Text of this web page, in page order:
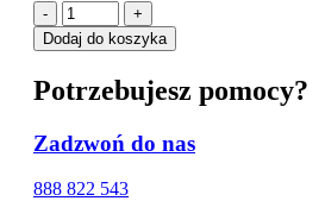
-
+
Dodaj do koszyka
Potrzebujesz pomocy?
Zadzwoń do nas
888 822 543